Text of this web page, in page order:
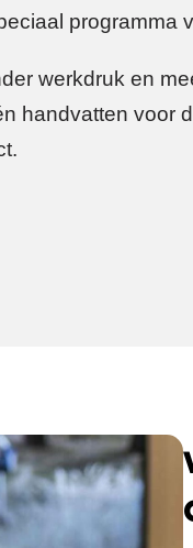
programma
werkdruk en
handvatten voor